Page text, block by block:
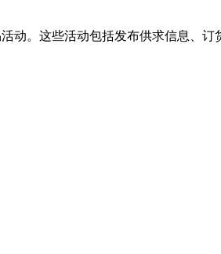
动。这些活动包括发布供求信息、